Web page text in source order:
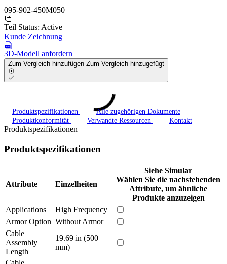
095-902-450M050
Teil Status: Active
Kunde Zeichnung
3D-Modell anfordern
Zum Vergleich hinzufügen Zum Vergleich hinzugefügt
Produktspezifikationen
Alle zugehörigen Dokumente
Produktkonformität
Verwandte Ressourcen Kontakt
Produktspezifikationen
Produktspezifikationen
Attribute Einzelheiten
Siehe Simular
Wählen Sie die nachstehenden
Attribute, um ähnliche
Produkte anzuzeigen
Applications
High Frequency
Armor Option Without Armor
Cable
Assembly
Length
19.69 in (500
mm)